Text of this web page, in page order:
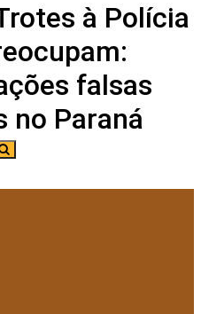
à Polícia
falsas
no Paraná